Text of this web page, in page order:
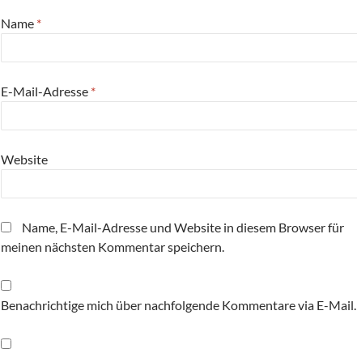
Name *
E-Mail-Adresse *
Website
Name, E-Mail-Adresse und Website in diesem Browser für
meinen nächsten Kommentar speichern.
Benachrichtige mich über nachfolgende Kommentare via E-Mail.